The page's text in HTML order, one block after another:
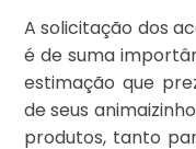
A solicitação dos
é de suma
estimação que
de seus
produtos, tanto